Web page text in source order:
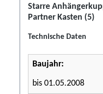
Starre
Partner Kasten (5)
Technische Daten
Baujahr:
bis 01.05.2008